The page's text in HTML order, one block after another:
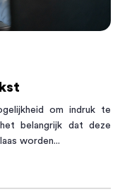
om indruk te
belangrijk dat deze
worden...